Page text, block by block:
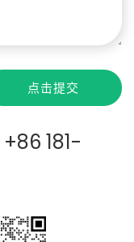
点击提交
+86 181-